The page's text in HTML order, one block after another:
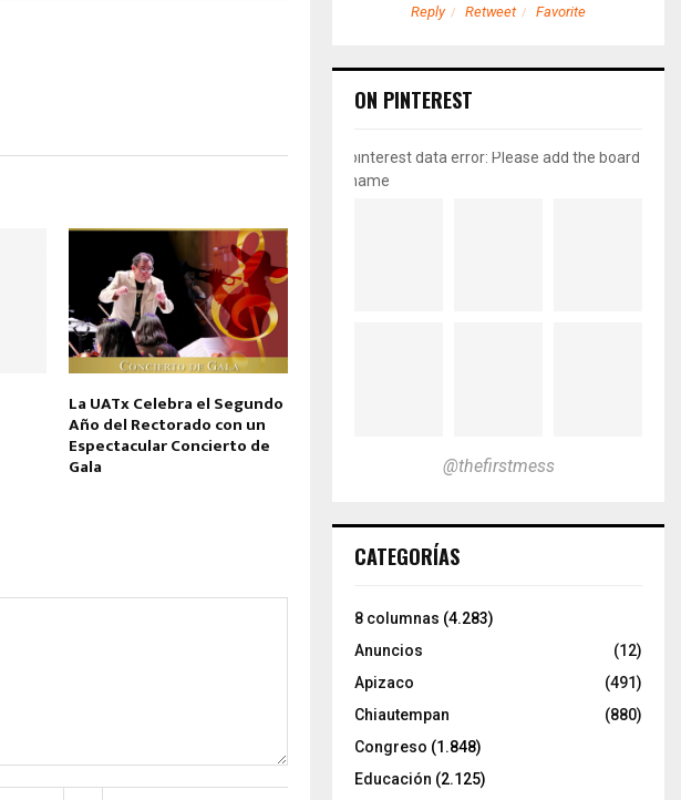
La UATx Celebra el Segundo
Año del Rectorado con un
Espectacular Concierto de
Gala
Reply Retweet Favorite
ON PINTEREST
pinterest data error: Please add the board
name
@thefirstmess
CATEGORÍAS
8 columnas (4.283)
Anuncios
(12)
Apizaco
(491)
Chiautempan
(880)
Congreso (1.848)
Educación (2.125)